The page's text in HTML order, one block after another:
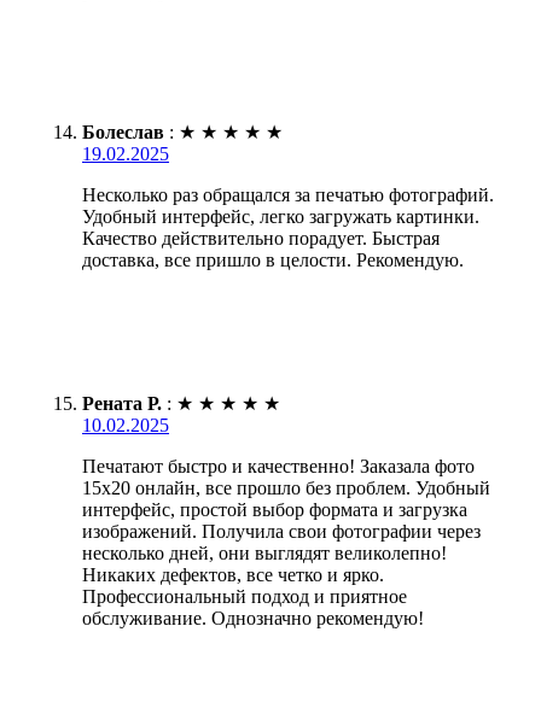
Болеслав : ★ ★ ★ ★ ★
19.02.2025
Несколько раз обращался за печатью фотографий.
Удобный интерфейс, легко загружать картинки.
Качество действительно порадует. Быстрая
доставка, все пришло в целости. Рекомендую.
Рената Р. : ★ ★ ★ ★ ★
10.02.2025
Печатают быстро и качественно! Заказала фото
15х20 онлайн, все прошло без проблем. Удобный
интерфейс, простой выбор формата и загрузка
изображений. Получила свои фотографии через
несколько дней, они выглядят великолепно!
Никаких дефектов, все четко и ярко.
Профессиональный подход и приятное
обслуживание. Однозначно рекомендую!